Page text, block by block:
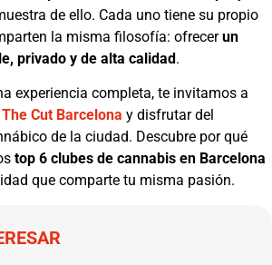
de ello. Cada uno tiene su propio
la misma filosofía: ofrecerun
privado y de alta calidad.
experiencia completa, te invitamos a
The Cut Barcelona y disfrutar del
de la ciudad. Descubre por qué
top 6 clubes de cannabis en Barcelona
que comparte tu misma pasión.